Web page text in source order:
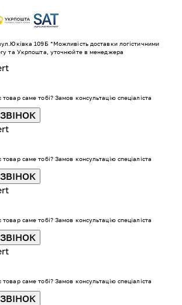
109Б *Можливість доставки логістичними
та Укрпошта, уточнюйте в менеджера
саме тобі? Замов консультацію спеціаліста
саме тобі? Замов консультацію спеціаліста
саме тобі? Замов консультацію спеціаліста
саме тобі? Замов консультацію спеціаліста